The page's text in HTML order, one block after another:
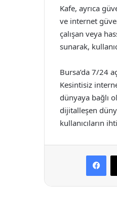
Kafe, ayrıca
ve internet
çalışan veya
sunarak,
Bursa’da 7/24
Kesintisiz
dünyaya bağlı
dijitalleşen
kullanıcıların